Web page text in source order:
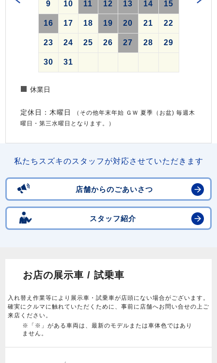
9 10 11 12 13 14 15
16 17 18 19 20 21 22
23 24 25 26 27 28 29
30 31
休業日
定休日：木曜日
（その他年末年始 ＧＷ 夏季（お盆) 毎週木
曜日・第三水曜日となります。）
私たちスズキのスタッフが対応させていただきます
店舗からのごあいさつ
スタッフ紹介
お店の展示車 / 試乗車
入れ替え作業等により展示車・試乗車が店頭にない場合がございます。
確実にクルマに触れていただくために、事前に店舗へお問い合せの上ご
来店ください。
※「※」がある車両は、最新のモデルまたは車体色ではあり
ません。